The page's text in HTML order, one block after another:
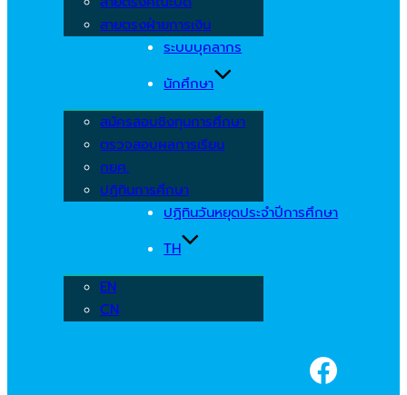
สายตรงฝ่ายการเงิน
ระบบบุคลากร
นักศึกษา
สมัครสอบชิงทุนการศึกษา
ตรวจสอบผลการเรียน
กยศ.
ปฏิทินการศึกษา
ปฏิทินวันหยุดประจำปีการศึกษา
TH
EN
CN